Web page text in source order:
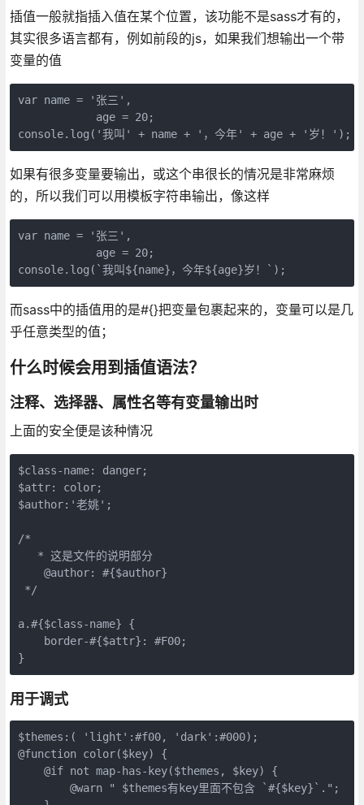
插值一般就指插入值在某个位置，该功能不是sass才有的，
其实很多语言都有，例如前段的js，如果我们想输出一个带
变量的值
var name = '张三',
            age = 20;
如果有很多变量要输出，或这个串很长的情况是非常麻烦
的，所以我们可以用模板字符串输出，像这样
var name = '张三',
            age = 20;
而sass中的插值用的是#{}把变量包裹起来的，变量可以是几
乎任意类型的值；
什么时候会用到插值语法？
注释、选择器、属性名等有变量输出时
上面的安全便是该种情况
$class-name: danger;
$attr: color;
$author:'老姚';
/*
   * 这是文件的说明部分
    @author: #{$author}
*/
a.#{$class-name} {
    border-#{$attr}: #F00;
用于调式
$themes:( 'light':#f00, 'dark':#000);
@function color($key) {
    @if not map-has-key($themes, $key) {
        @warn " $themes有key里面不包含 `#{$key}`.";